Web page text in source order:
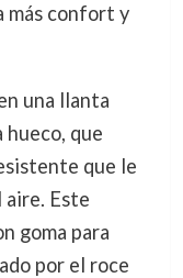
más confort y
una llanta
hueco, que
que le
Este
goma para
por el roce